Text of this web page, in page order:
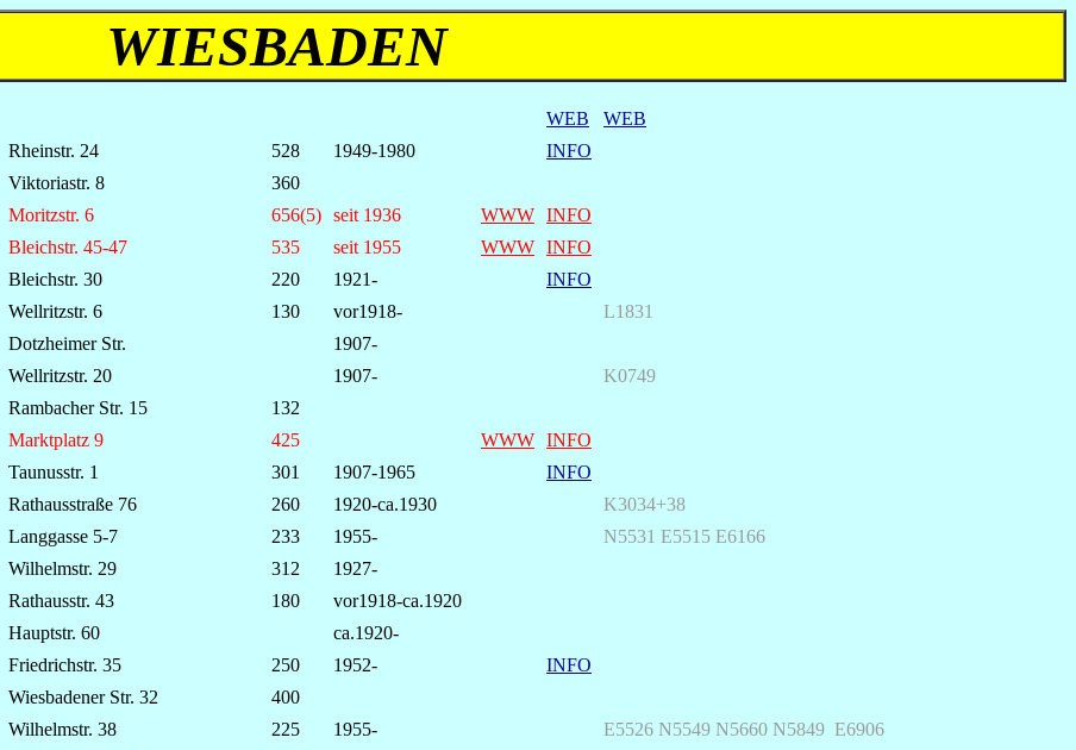
WIESBADEN
WEB
WEB
Rheinstr. 24 528 1949-1980
INFO
Viktoriastr. 8
360
Moritzstr. 6 656(5) seit 1936 WWW INFO
Bleichstr. 45-47 535 seit 1955 WWW INFO
Bleichstr. 30 220 1921-
INFO
Wellritzstr. 6 130 vor1918-
L1831
Dotzheimer Str.
1907-
Wellritzstr. 20 1907-
K0749
Rambacher Str. 15
132
Marktplatz 9 425 WWW INFO
Taunusstr. 1 301 1907-1965
INFO
Rathausstraße 76 260 1920-ca.1930
K3034+38
Langgasse 5-7 233 1955-
N5531 E5515 E6166
Wilhelmstr. 29 312
1927-
Rathausstr. 43 180
vor1918-ca.1920
Hauptstr. 60
ca.1920-
Friedrichstr. 35 250 1952-
INFO
Wiesbadener Str. 32
400
Wilhelmstr. 38 225 1955-
E5526 N5549 N5660 N5849 E6906